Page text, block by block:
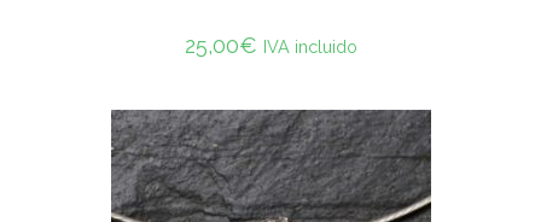
25,00€ IVA incluido